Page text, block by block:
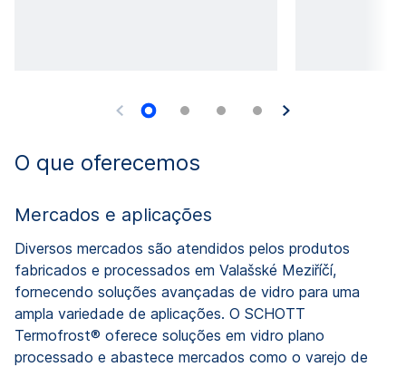
O que oferecemos
Mercados e aplicações
Diversos mercados são atendidos pelos produtos
fabricados e processados em Valašské Meziříčí,
fornecendo soluções avançadas de vidro para uma
ampla variedade de aplicações. O SCHOTT
Termofrost® oferece soluções em vidro plano
processado e abastece mercados como o varejo de